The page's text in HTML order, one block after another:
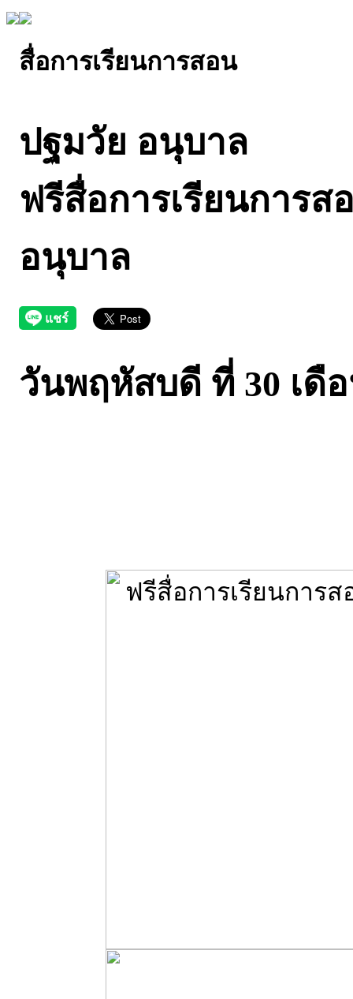
สื่อการเรียนการสอน
ปฐมวัย อนุบาล
ฟรีสื่อการเรียนการส
อนุบาล
วันพฤหัสบดี ที่ 30 เดื